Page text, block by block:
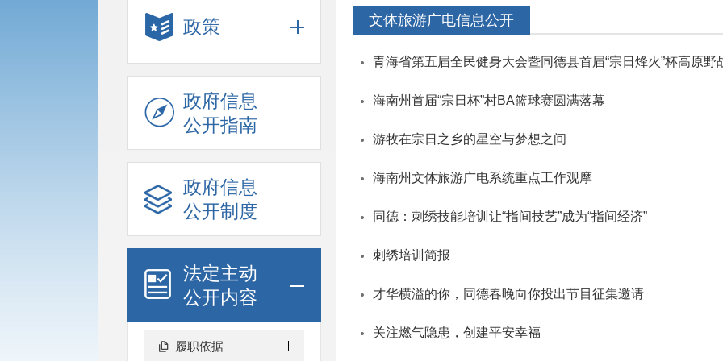
政策
政府信息
公开指南
政府信息
公开制度
法定主动
公开内容
履职依据
文体旅游广电信息公开
青海省第五届全民健身大会暨同德县首届“宗日烽火”杯高原
海南州首届“宗日杯”村BA篮球赛圆满落幕
游牧在宗日之乡的星空与梦想之间
海南州文体旅游广电系统重点工作观摩
同德：刺绣技能培训让“指间技艺”成为“指间经济”
刺绣培训简报
才华横溢的你，同德春晚向你投出节目征集邀请
关注燃气隐患，创建平安幸福